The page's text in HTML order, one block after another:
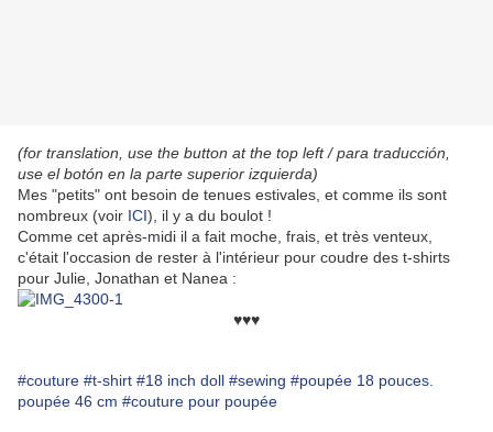
(for translation, use the button at the top left / para traducción,
use el botón en la parte superior izquierda)
Mes "petits" ont besoin de tenues estivales, et comme ils sont
nombreux (voir ICI), il y a du boulot !
Comme cet après-midi il a fait moche, frais, et très venteux,
c'était l'occasion de rester à l'intérieur pour coudre des t-shirts
pour Julie, Jonathan et Nanea :
♥♥♥
#couture #t-shirt #18 inch doll #sewing #poupée 18 pouces.
poupée 46 cm #couture pour poupée